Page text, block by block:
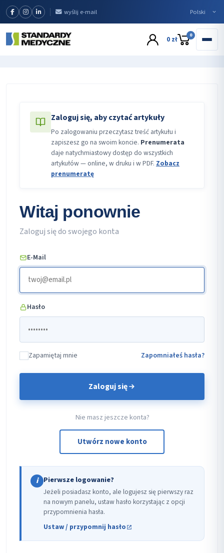
wyślij e-mail
0 zł 0
Zaloguj się, aby czytać artykuły
Po zalogowaniu przeczytasz treść artykułu i
zapiszesz go na swoim koncie. Prenumerata
daje natychmiastowy dostęp do wszystkich
artykułów — online, w druku i w PDF. Zobacz
prenumeratę
Witaj ponownie
Zaloguj się do swojego konta
E-Mail
Hasło
Zapamiętaj mnie Zapomniałeś hasła?
Zaloguj się
Nie masz jeszcze konta?
Utwórz nowe konto
i Pierwsze logowanie?
Jeżeli posiadasz konto, ale logujesz się pierwszy raz
na nowym panelu, ustaw hasło korzystając z opcji
przypomnienia hasła.
Ustaw / przypomnij hasło